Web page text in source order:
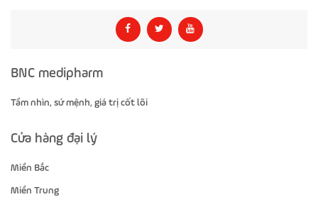
BNC medipharm
Tầm nhìn, sứ mệnh, giá trị cốt lõi
Cửa hàng đại lý
Miền Bắc
Miền Trung